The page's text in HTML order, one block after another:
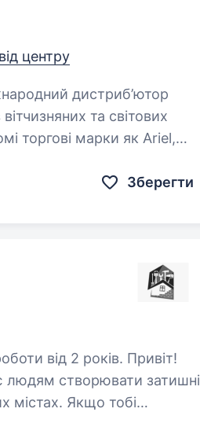
центру
та світових
торгові марки як Ariel,
Зберегти
2 років. Привіт!
створювати затишні
містах. Якщо тобі